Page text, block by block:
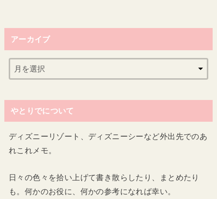
アーカイブ
やとりでについて
ディズニーリゾート、ディズニーシーなど外出先でのあ
れこれメモ。
日々の色々を拾い上げて書き散らしたり、まとめたり
も。何かのお役に、何かの参考になれば幸い。